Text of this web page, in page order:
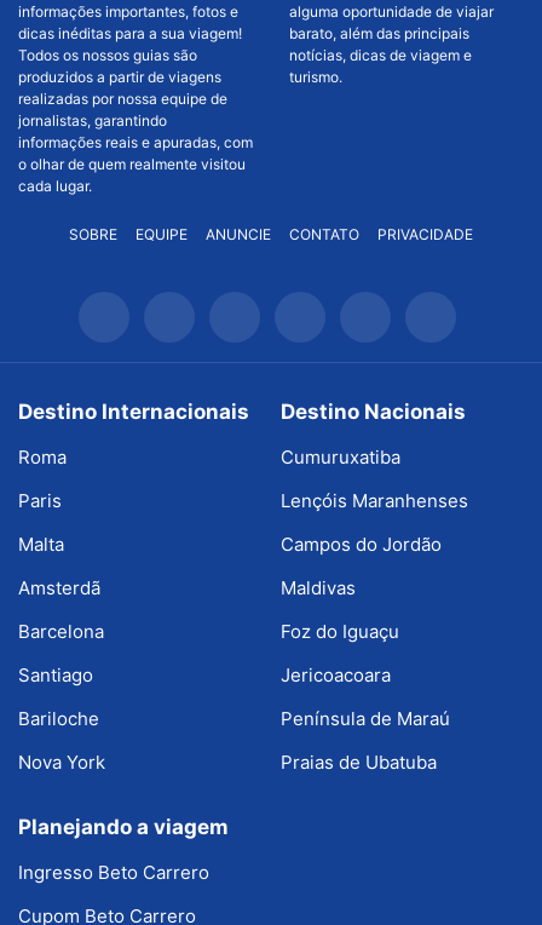
informações importantes, fotos e
dicas inéditas para a sua viagem!
Todos os nossos guias são
produzidos a partir de viagens
realizadas por nossa equipe de
jornalistas, garantindo
informações reais e apuradas, com
o olhar de quem realmente visitou
cada lugar.
alguma oportunidade de viajar
barato, além das principais
notícias, dicas de viagem e
turismo.
SOBRE EQUIPE ANUNCIE CONTATO PRIVACIDADE
Destino Internacionais
Roma
Paris
Malta
Amsterdã
Barcelona
Santiago
Bariloche
Nova York
Destino Nacionais
Cumuruxatiba
Lençóis Maranhenses
Campos do Jordão
Maldivas
Foz do Iguaçu
Jericoacoara
Península de Maraú
Praias de Ubatuba
Planejando a viagem
Ingresso Beto Carrero
Cupom Beto Carrero